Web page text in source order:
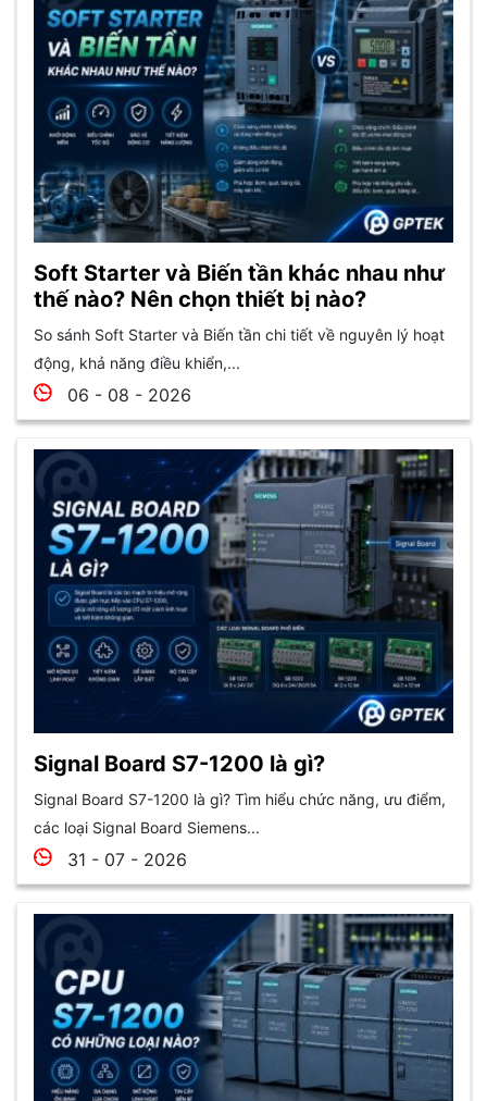
Soft Starter và Biến tần khác nhau như
thế nào? Nên chọn thiết bị nào?
So sánh Soft Starter và Biến tần chi tiết về nguyên lý hoạt
động, khả năng điều khiển,...
06 - 08 - 2026
Signal Board S7-1200 là gì?
Signal Board S7-1200 là gì? Tìm hiểu chức năng, ưu điểm,
các loại Signal Board Siemens...
31 - 07 - 2026